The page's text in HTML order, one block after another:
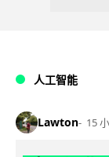
人工智能
Lawton 15